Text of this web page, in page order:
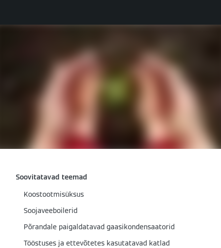
Soovitatavad teemad
Koostootmisüksus
Soojaveeboilerid
Põrandale paigaldatavad gaasikondensaatorid
Tööstuses ja ettevõtetes kasutatavad katlad